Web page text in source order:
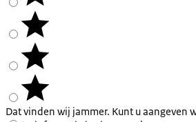
Dat vinden wij jammer. Kunt u aangeven